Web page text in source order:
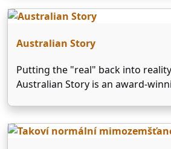
Australian Story
Putting the "real" back into
Australian Story is an award-
authentic stories told entirely in
words.